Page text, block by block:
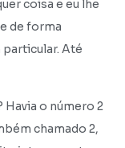
coisa e eu lhe
de forma
particular. Até
Havia o número 2
chamado 2,